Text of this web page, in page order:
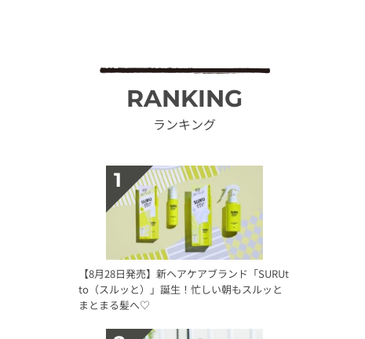
RANKING
ランキング
【8月28日発売】新ヘアケアブランド「SURUt
to（スルッと）」誕生！忙しい朝もスルッと
まとまる髪へ♡